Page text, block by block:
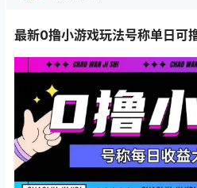
最新0撸小游戏玩法号称单日可